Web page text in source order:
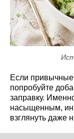
Если
попробуйте
заправку.
насыщенным,
взглянуть даже